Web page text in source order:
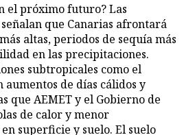
el próximo futuro? Las
que Canarias afrontará
altas, periodos de sequía más
en las precipitaciones.
subtropicales como el
de días cálidos y
que AEMET y el Gobierno de
de calor y menor
superficie y suelo. El suelo